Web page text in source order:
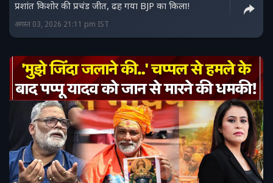
प्रशांत किशोर की प्रचंड जीत, ढह गया BJP का किला!
अगस्त 03, 2026 21:11 pm IST